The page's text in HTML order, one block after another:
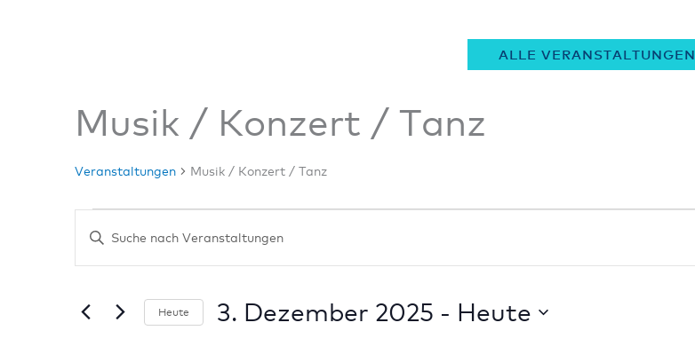
ALLE VERANSTALTUNGEN
Musik / Konzert / Tanz
Veranstaltungen Musik / Konzert / Tanz
Veranstaltungen
Suche
und
Ansichten,
Navigation
Bitte
Suche
Heute 3. Dezember 2025 - Heute